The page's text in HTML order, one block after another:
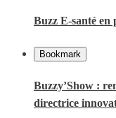
Buzz E-santé en
Bookmark
Buzzy’Show :
directrice